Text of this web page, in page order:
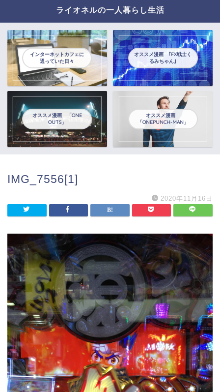
ライオネルの一人暮らし生活
インターネットカフェに
通っていた日々
オススメ漫画 ｢FX戦士く
るみちゃん｣
オススメ漫画 「ONE
OUTS」
オススメ漫画
「ONEPUNCH-MAN」
IMG_7556[1]
2020年11月16日